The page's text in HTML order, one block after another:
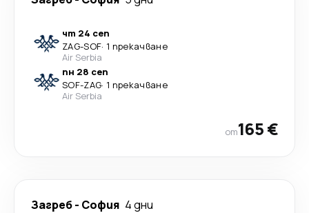
чт 24 сеп
ZAG-SOF· 1 прекачване
Air Serbia
пн 28 сеп
SOF-ZAG· 1 прекачване
Air Serbia
от165 €
Загреб- София 4 дни